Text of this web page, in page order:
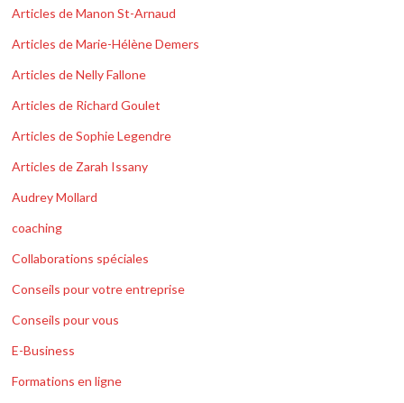
Articles de Manon St-Arnaud
Articles de Marie-Hélène Demers
Articles de Nelly Fallone
Articles de Richard Goulet
Articles de Sophie Legendre
Articles de Zarah Issany
Audrey Mollard
coaching
Collaborations spéciales
Conseils pour votre entreprise
Conseils pour vous
E-Business
Formations en ligne